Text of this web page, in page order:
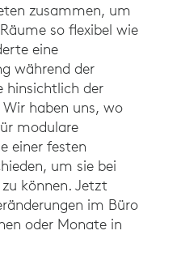
zusammen, um
so flexibel wie
eine
während der
hinsichtlich der
haben uns, wo
modulare
einer festen
um sie bei
können. Jetzt
im Büro
oder Monate in